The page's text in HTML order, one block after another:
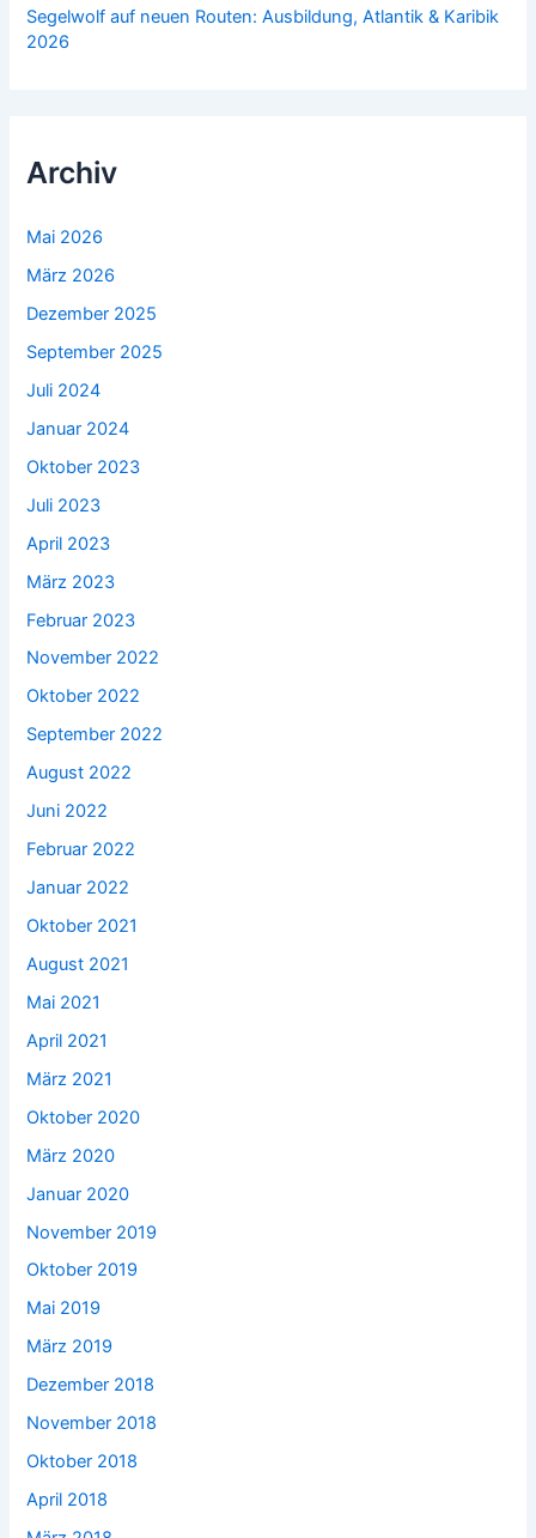
Segelwolf auf neuen Routen: Ausbildung, Atlantik & Karibik
2026
Archiv
Mai 2026
März 2026
Dezember 2025
September 2025
Juli 2024
Januar 2024
Oktober 2023
Juli 2023
April 2023
März 2023
Februar 2023
November 2022
Oktober 2022
September 2022
August 2022
Juni 2022
Februar 2022
Januar 2022
Oktober 2021
August 2021
Mai 2021
April 2021
März 2021
Oktober 2020
März 2020
Januar 2020
November 2019
Oktober 2019
Mai 2019
März 2019
Dezember 2018
November 2018
Oktober 2018
April 2018